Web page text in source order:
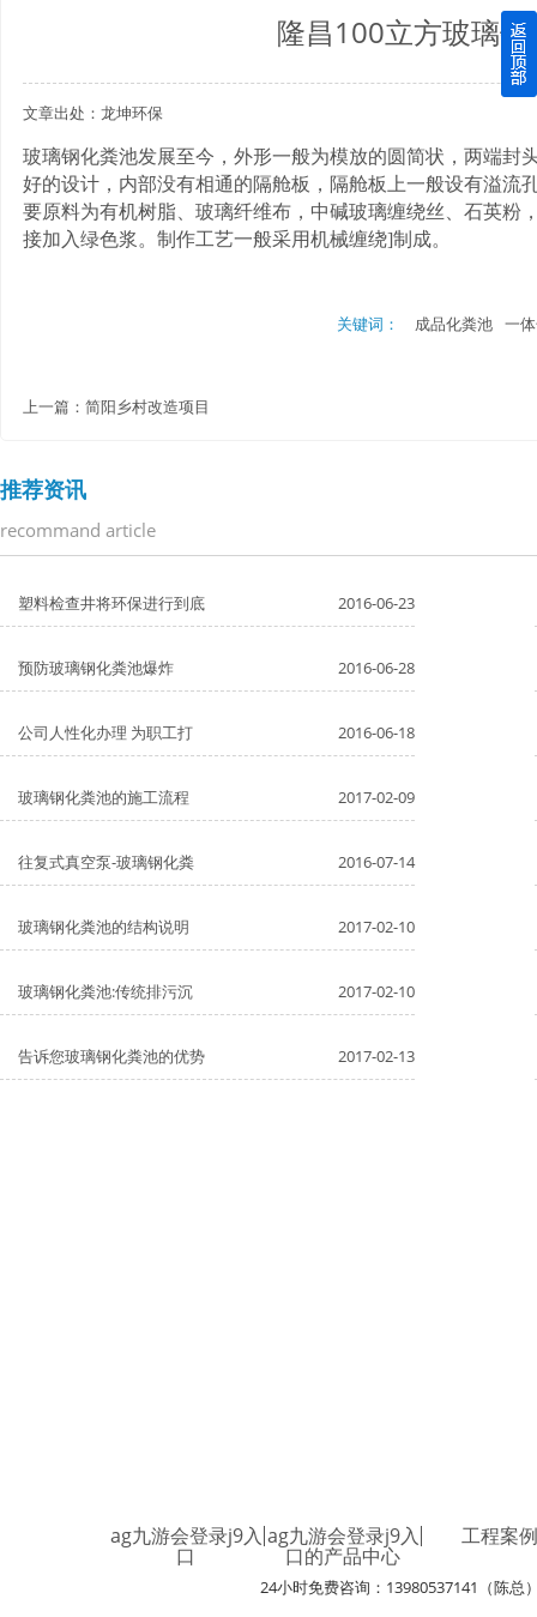
四川玻璃钢化粪池逐渐取代传统玻璃钢化粪池的这几点原因
关于重庆玻璃钢化粪池的这些基础知识你都记住了吗？
四川玻璃钢化粪池选购时应该如何进行挑选？
在安装绵阳玻璃钢化粪池时可能遇到这些难题
隆昌100立方玻璃
文章出处：龙坤环保
玻璃钢化粪池发展至今，外形一般为模放的圆简状，两端封
好的设计，内部没有相通的隔舱板，隔舱板上一般设有溢流
要原料为有机树脂、玻璃纤维布，中碱玻璃缠绕丝、石英粉
接加入绿色浆。制作工艺一般采用机械缠绕]制成。
关键词： 成品化粪池 一
上一篇： 简阳乡村改造项目
推荐资讯
recommand article
塑料检查井将环保进行到底 2016-06-23
预防玻璃钢化粪池爆炸 2016-06-28
公司人性化办理 为职工打 2016-06-18
玻璃钢化粪池的施工流程 2017-02-09
往复式真空泵-玻璃钢化粪 2016-07-14
玻璃钢化粪池的结构说明 2017-02-10
玻璃钢化粪池:传统排污沉 2017-02-10
告诉您玻璃钢化粪池的优势 2017-02-13
ag九游会登录j9入
口
ag九游会登录j9入
口的产品中心
工程案例
24小时免费咨询：13980537141（陈总